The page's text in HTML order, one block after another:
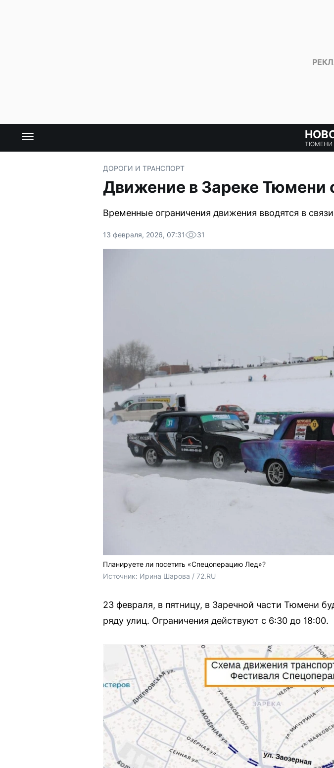
ТЮМЕНИ
ДОРОГИ И ТРАНСПОРТ
Движение в Зареке Тюмени
Временные ограничения движения вводятся в
13 февраля, 2026, 07:31 31
Планируете ли посетить «Спецоперацию Лед»?
Источник: Ирина Шарова / 72.RU
23 февраля, в пятницу, в Заречной части Тюмени
ряду улиц. Ограничения действуют с 6:30 до 18:00.